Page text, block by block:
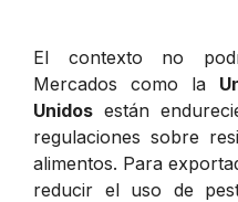
El contexto no
Mercados como la
Unidos están
regulaciones sobre
alimentos. Para
reducir el uso de